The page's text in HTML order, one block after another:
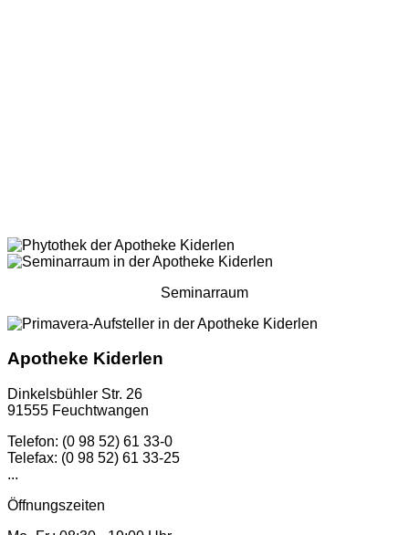
Seminarraum
Apotheke Kiderlen
Dinkelsbühler Str. 26
91555 Feuchtwangen
Telefon: (0 98 52) 61 33-0
Telefax: (0 98 52) 61 33-25
...
Öffnungszeiten